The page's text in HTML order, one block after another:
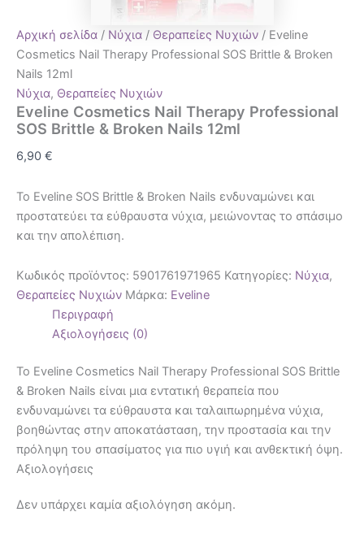
Αρχική σελίδα / Νύχια / Θεραπείες Νυχιών / Eveline
Cosmetics Nail Therapy Professional SOS Brittle & Broken
Nails 12ml
Νύχια, Θεραπείες Νυχιών
Eveline Cosmetics Nail Therapy Professional
SOS Brittle & Broken Nails 12ml
6,90 €
Το Eveline SOS Brittle & Broken Nails ενδυναμώνει και
προστατεύει τα εύθραυστα νύχια, μειώνοντας το σπάσιμο
και την απολέπιση.
Κωδικός προϊόντος: 5901761971965 Κατηγορίες: Νύχια,
Θεραπείες Νυχιών Μάρκα: Eveline
Περιγραφή
Αξιολογήσεις (0)
Το Eveline Cosmetics Nail Therapy Professional SOS Brittle
& Broken Nails είναι μια εντατική θεραπεία που
ενδυναμώνει τα εύθραυστα και ταλαιπωρημένα νύχια,
βοηθώντας στην αποκατάσταση, την προστασία και την
πρόληψη του σπασίματος για πιο υγιή και ανθεκτική όψη.
Αξιολογήσεις
Δεν υπάρχει καμία αξιολόγηση ακόμη.